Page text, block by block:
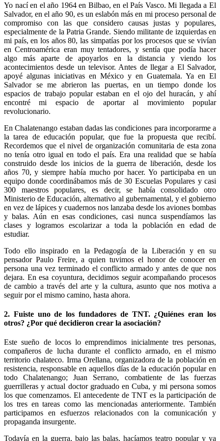
Yo nací en el año 1964 en Bilbao, en el País Vasco. Mi llegada a El
Salvador, en el año 90, es un eslabón más en mi proceso personal de
compromiso con las que considero causas justas y populares,
especialmente de la Patria Grande. Siendo militante de izquierdas en
mi país, en los años 80, las simpatías por los procesos que se vivían
en Centroamérica eran muy tentadores, y sentía que podía hacer
algo más aparte de apoyarlos en la distancia y viendo los
acontecimientos desde un televisor. Antes de llegar a El Salvador,
apoyé algunas iniciativas en México y en Guatemala. Ya en El
Salvador se me abrieron las puertas, en un tiempo donde los
espacios de trabajo popular estaban en el ojo del huracán, y ahí
encontré mi espacio de aportar al movimiento popular
revolucionario.
En Chalatenango estaban dadas las condiciones para incorporarme a
la tarea de educación popular, que fue la propuesta que recibí.
Recordemos que el nivel de organización comunitaria de esta zona
no tenía otro igual en todo el país. Era una realidad que se había
construido desde los inicios de la guerra de liberación, desde los
años 70, y siempre había mucho por hacer. Yo participaba en un
equipo donde coordinábamos más de 30 Escuelas Populares y casi
300 maestros populares, es decir, se había consolidado otro
Ministerio de Educación, alternativo al gubernamental, y el gobierno
en vez de lápices y cuadernos nos lanzaba desde los aviones bombas
y balas. Aún en esas condiciones, casi nunca suspendíamos las
clases y logramos escolarizar a toda la población en edad de
estudiar.
Todo ello inspirado en la Pedagogía de la Liberación y en su
pensador Paulo Freire, a quien tuvimos el honor de conocer en
persona una vez terminado el conflicto armado y antes de que nos
dejara. En esa coyuntura, decidimos seguir acompañando procesos
de cambio a través del arte y la cultura, asunto que nos motiva a
seguir por el mismo camino, hasta ahora.
2. Fuiste uno de los fundadores de TNT. ¿Quiénes eran los
otros? ¿Por qué decidieron crear la asociación?
Este sueño de locos lo emprendimos inicialmente tres personas,
compañeros de lucha durante el conflicto armado, en el mismo
territorio chalateco. Irma Orellana, organizadora de la población en
resistencia, responsable en aquellos días de la educación popular en
todo Chalatenango; Juan Serrano, combatiente de las fuerzas
guerrilleras y actual doctor graduado en Cuba, y mi persona somos
los que comenzamos. El antecedente de TNT es la participación de
los tres en tareas como las mencionadas anteriormente. También
participamos en esfuerzos relacionados con la comunicación y
propaganda insurgente.
Todavía en la guerra, bajo las balas, hacíamos teatro popular y ya